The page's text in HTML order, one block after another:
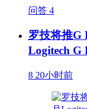
问答 4
罗技将推G
Logitech G
8 20小时前